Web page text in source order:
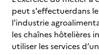
peut s'effectuerdans
l'industrie
les chaînes hôtelières
utiliser les services